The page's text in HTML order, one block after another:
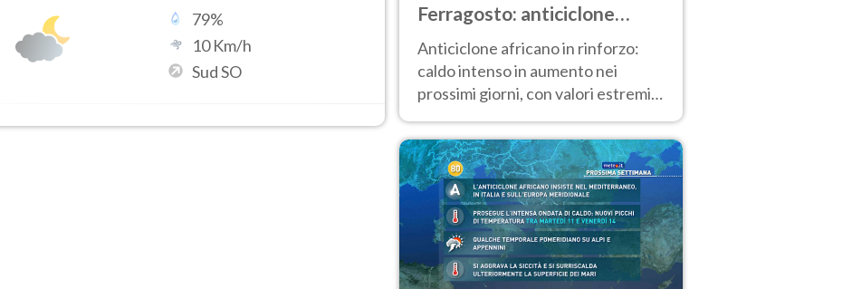
79%
10Km/h
Sud SO
Ferragosto: anticiclone
africano ancora
protagonista
Anticiclone africano in rinforzo:
caldo intenso in aumento nei
prossimi giorni, con valori estremi
d’Italia